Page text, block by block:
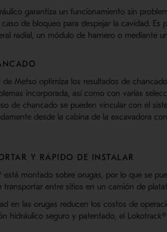
garantiza un funcionamiento sin
de bloqueo para despejar la cavidad. Es
radial, un módulo de harnero o mediante
Metso optimiza los resultados de
incorporada, así como con varias
de chancado se pueden vincular con el
desde la cabina de la excavadora
Y RÁPIDO DE INSTALAR
está montado sobre orugas, por lo que se
entre sitios en un camión de
en las orugas reducen los costos de
hidráulico seguro y patentado, el